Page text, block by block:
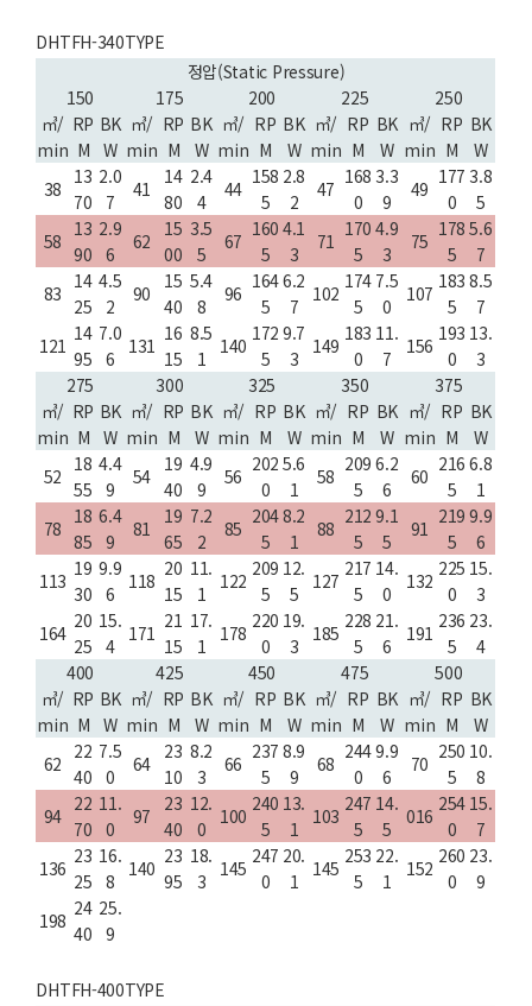
DHTFH-340TYPE
정압(Static Pressure)
150
175 200 225
250
㎥/
min
RP
M
BK
W
㎥/
min
RP
M
BK
W
㎥/
min
RP
M
BK
W
㎥/
min
RP
M
BK
W
㎥/
min
RP
M
BK
W
38
13
70
2.0
7
41
14
80
2.4
4
44
158
5
2.8
2
47
168
0
3.3
9
49
177
0
3.8
5
58
13
90
2.9
6
62
15
00
3.5
5
67
160
5
4.1
3
71
170
5
4.9
3
75
178
5
5.6
7
83
14
25
4.5
2
90
15
40
5.4
8
96
164
5
6.2
7
102
174
5
7.5
0
107
183
5
8.5
7
121
14
95
7.0
6
131
16
15
8.5
1
140
172
5
9.7
3
149
183
0
11.
7
156
193
0
13.
3
275
300 325 350
375
㎥/
min
RP
M
BK
W
㎥/
min
RP
M
BK
W
㎥/
min
RP
M
BK
W
㎥/
min
RP
M
BK
W
㎥/
min
RP
M
BK
W
52
18
55
4.4
9
54
19
40
4.9
9
56
202
0
5.6
1
58
209
5
6.2
6
60
216
5
6.8
1
78
18
85
6.4
9
81
19
65
7.2
2
85
204
5
8.2
1
88
212
5
9.1
5
91
219
5
9.9
6
113
19
30
9.9
6
118
20
15
11.
1
122
209
5
12.
5
127
217
5
14.
0
132
225
0
15.
3
164
20
25
15.
4
171
21
15
17.
1
178
220
0
19.
3
185
228
5
21.
6
191
236
5
23.
4
400
425 450 475
500
㎥/
min
RP
M
BK
W
㎥/
min
RP
M
BK
W
㎥/
min
RP
M
BK
W
㎥/
min
RP
M
BK
W
㎥/
min
RP
M
BK
W
62
22
40
7.5
0
64
23
10
8.2
3
66
237
5
8.9
9
68
244
0
9.9
6
70
250
5
10.
8
94
22
70
11.
0
97
23
40
12.
0
100
240
5
13.
1
103
247
5
14.
5
016
254
0
15.
7
136
23
25
16.
8
140
23
95
18.
3
145
247
0
20.
1
145
253
5
22.
1
152
260
0
23.
9
198
24
40
25.
9
DHTFH-400TYPE